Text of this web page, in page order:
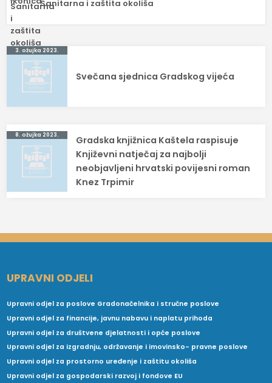
Sanitarna i zaštita okoliša
Navigacija
objava
3. ožujka 2023.
Svečana sjednica Gradskog vijeća
8. ožujka 2023.
Gradska knjižnica Kaštela raspisuje
Književni natječaj za najbolji
neobjavljeni hrvatski povijesni roman
Knez Trpimir
UPRAVNI ODJELI
Upravni odjel za poslove Gradonačelnika i stručne poslove
Upravni odjel za financije, javnu nabavu i naplatu prihoda
Upravni odjel za društvene djelatnosti i opće poslove
Upravni odjel za izgradnju, održavanje i imovinsko- pravne poslove
Upravni odjel za prostorno uređenje i zaštitu okoliša
Upravni odjel za gospodarski razvoj i fondove EU